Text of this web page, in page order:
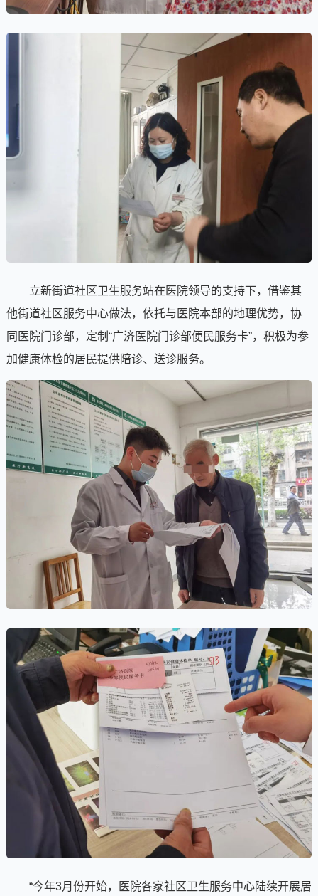
立新街道社区卫生服务站在医院领导的支持下，借鉴其
他街道社区服务中心做法，依托与医院本部的地理优势，协
同医院门诊部，定制“广济医院门诊部便民服务卡”，积极为参
加健康体检的居民提供陪诊、送诊服务。
“今年3月份开始，医院各家社区卫生服务中心陆续开展居